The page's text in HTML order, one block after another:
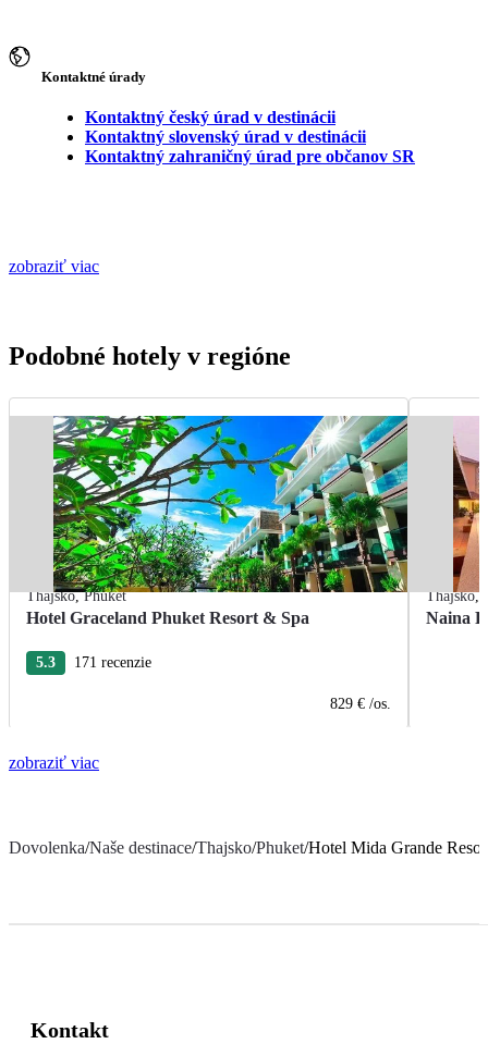
Kontaktné úrady
Kontaktný český úrad v destinácii
Kontaktný slovenský úrad v destinácii
Kontaktný zahraničný úrad pre občanov SR
zobraziť viac
Podobné hotely v regióne
Thajsko,Phuket
Hotel Graceland Phuket Resort & Spa
5.3 171 recenzie
829 € /os.
Thajsko,
Naina
zobraziť viac
Dovolenka/Naše destinace/Thajsko/Phuket/Hotel Mida Grande
Kontakt